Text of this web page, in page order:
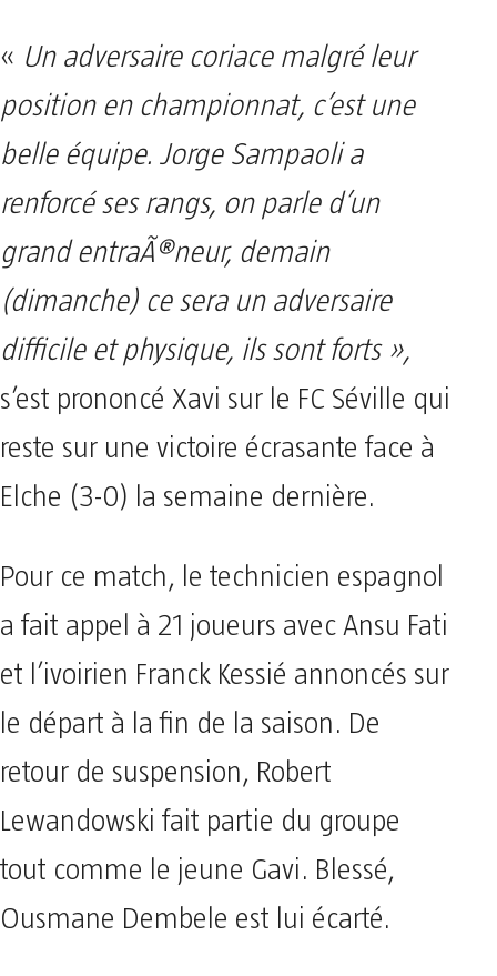
« Un adversaire coriace malgré leur
position en championnat, c’est une
belle équipe. Jorge Sampaoli a
renforcé ses rangs, on parle d’un
grand entraÃ®neur, demain
(dimanche) ce sera un adversaire
difficile et physique, ils sont forts »,
s’est prononcé Xavi sur le FC Séville qui
reste sur une victoire écrasante face à
Elche (3-0) la semaine dernière.
Pour ce match, le technicien espagnol
a fait appel à 21 joueurs avec Ansu Fati
et l’ivoirien Franck Kessié annoncés sur
le départ à la fin de la saison. De
retour de suspension, Robert
Lewandowski fait partie du groupe
tout comme le jeune Gavi. Blessé,
Ousmane Dembele est lui écarté.